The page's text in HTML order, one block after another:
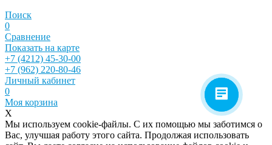
Поиск
0
Сравнение
Показать на карте
+7 (4212) 45-30-00
+7 (962) 220-80-46
Личный кабинет
0
Моя корзина
X
Мы используем cookie-файлы. С их помощью мы заботимся о
Вас, улучшая работу этого сайта. Продолжая использовать